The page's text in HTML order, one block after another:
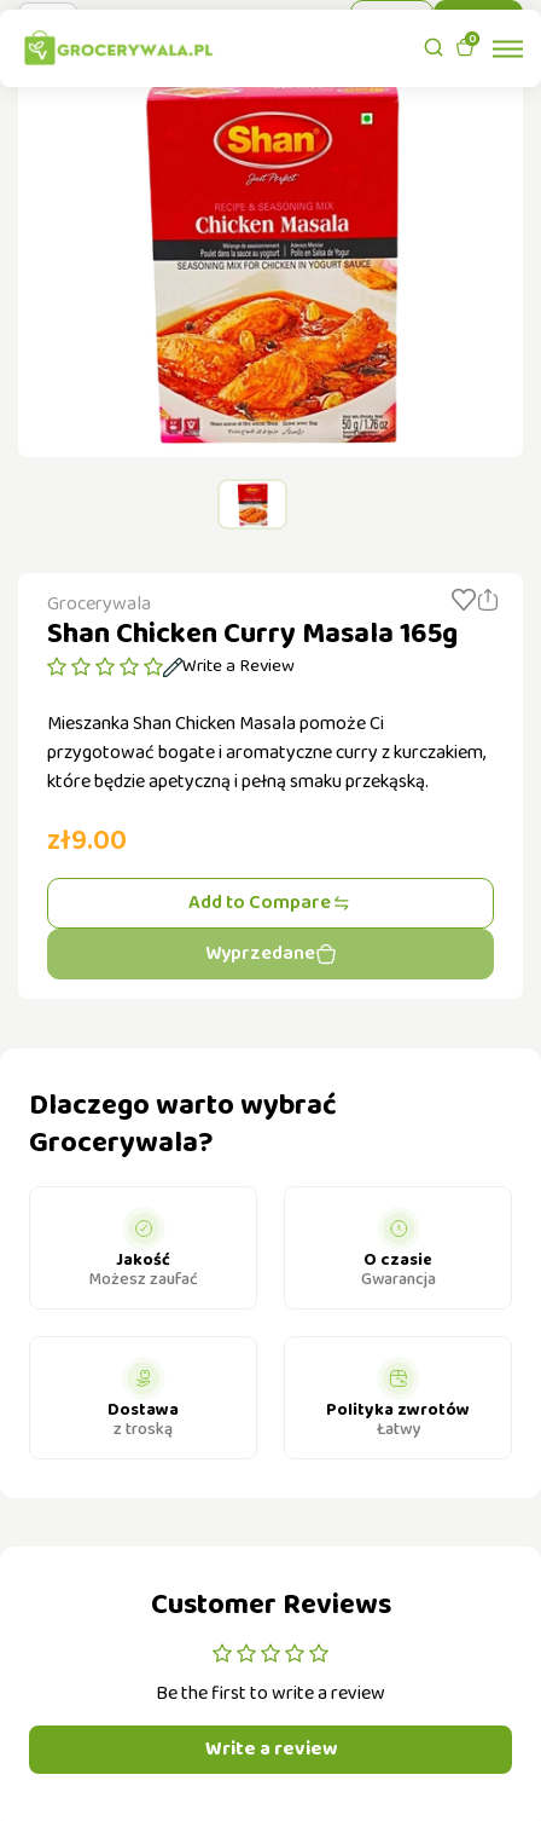
0
Grocerywala
Shan Chicken Curry Masala 165g
Write a Review
Mieszanka Shan Chicken Masala pomoże Ci
przygotować bogate i aromatyczne curry z kurczakiem,
które będzie apetyczną i pełną smaku przekąską.
zł9.00
Add to Compare
Wyprzedane
Dlaczego warto wybrać
Grocerywala?
Jakość
Możesz zaufać
O czasie
Gwarancja
Dostawa
z troską
Polityka zwrotów
Łatwy
Customer Reviews
Be the first to write a review
Write a review